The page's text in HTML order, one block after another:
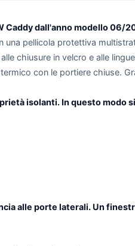
Caddy dall'anno modello 06/
pellicola protettiva
chiusure in velcro e alle
con le portiere chiuse.
isolanti. In questo modo
alle porte laterali. Un